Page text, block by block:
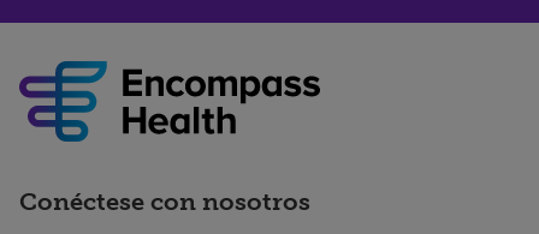
Conéctese con nosotros